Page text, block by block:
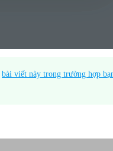
bài viết này trong trường hợp